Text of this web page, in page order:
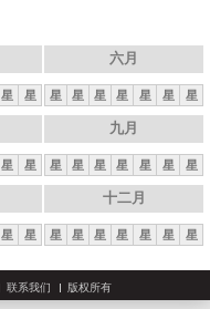
星 星
六月
星 星 星 星 星 星 星
星 星
九月
星 星 星 星 星 星 星
星 星
十二月
星 星 星 星 星 星 星
联系我们 版权所有